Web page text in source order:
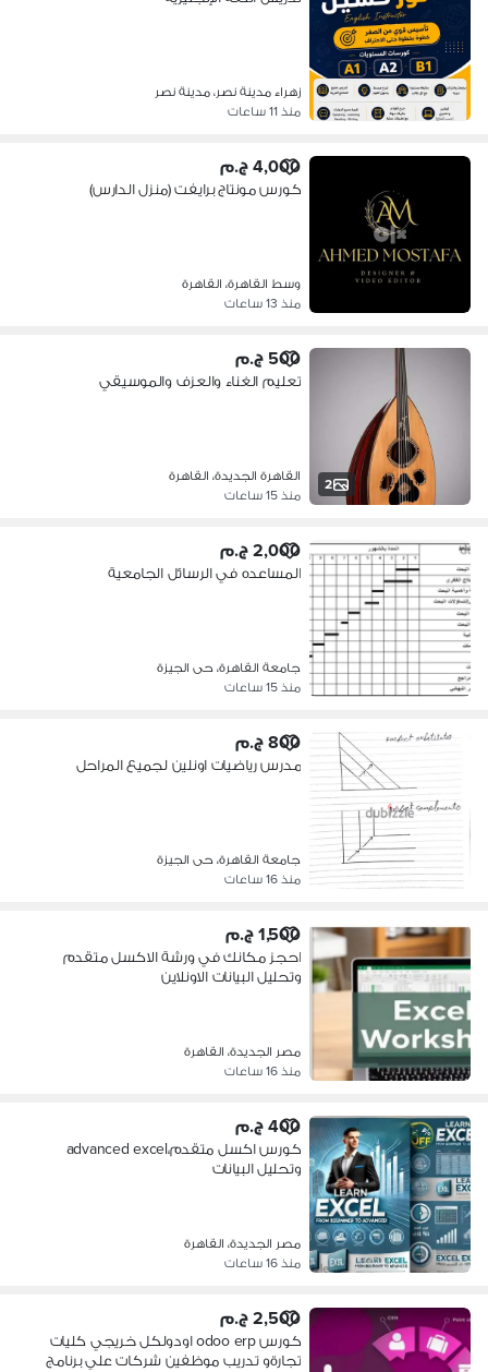
زهراء مدينة نصر، مدينة نصر
منذ 11 ساعات
4,000 ج.م
كورس مونتاج برايفت (منزل الدارس)
وسط القاهرة، القاهرة
منذ 13 ساعات
2
500 ج.م
تعليم الغناء والعزف والموسيقي
القاهرة الجديدة، القاهرة
منذ 15 ساعات
2,000 ج.م
المساعده في الرسائل الجامعية
جامعة القاهرة، حى الجيزة
منذ 15 ساعات
800 ج.م
مدرس رياضيات اونلين لجميع المراحل
جامعة القاهرة، حى الجيزة
منذ 16 ساعات
1,500 ج.م
احجز مكانك في ورشة الاكسل متقدم
وتحليل البيانات الاونلاين
مصر الجديدة، القاهرة
منذ 16 ساعات
400 ج.م
كورس اكسل متقدم،advanced excel
وتحليل البيانات
مصر الجديدة، القاهرة
منذ 16 ساعات
2,500 ج.م
كورس odoo erp اودولكل خريجي كليات
تجارةو تدريب موظفين شركات علي برنامج